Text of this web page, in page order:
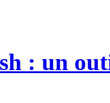
: un